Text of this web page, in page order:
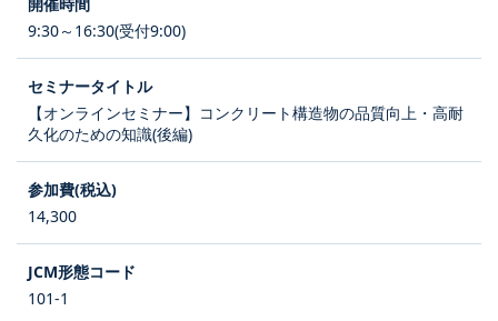
9:30～16:30(受付9:00)
【オンラインセミナー】コンクリート構造物の品質向上・高耐
久化のための知識(後編)
14,300
101-1